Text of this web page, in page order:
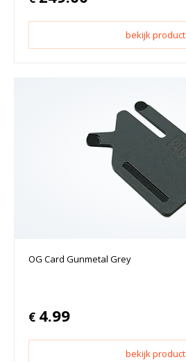
bekijk product
OG Card Gunmetal Grey
€ 4.99
bekijk product